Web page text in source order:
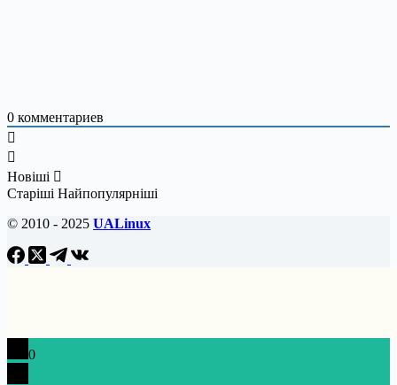
0 комментариев
Новіші
Старіші Найпопулярніші
© 2010 - 2025 UALinux
0